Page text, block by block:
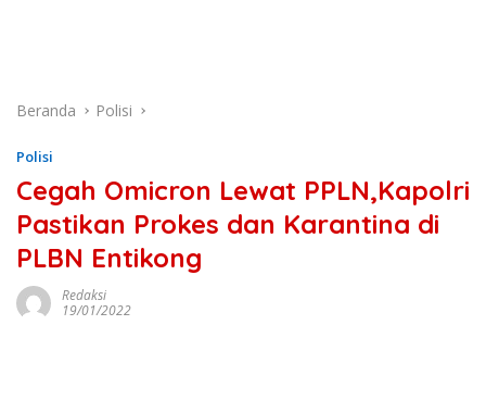
Beranda Polisi
Polisi
Cegah Omicron Lewat PPLN,Kapolri
Pastikan Prokes dan Karantina di
PLBN Entikong
Redaksi
19/01/2022